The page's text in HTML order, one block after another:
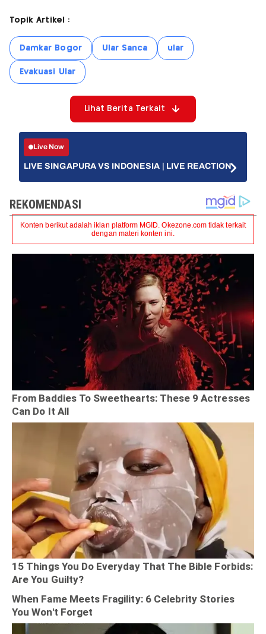
Topik Artikel :
Damkar Bogor Ular Sanca ular
Evakuasi Ular
Lihat Berita Terkait
Live Now
LIVE SINGAPURA VS INDONESIA | LIVE REACTION